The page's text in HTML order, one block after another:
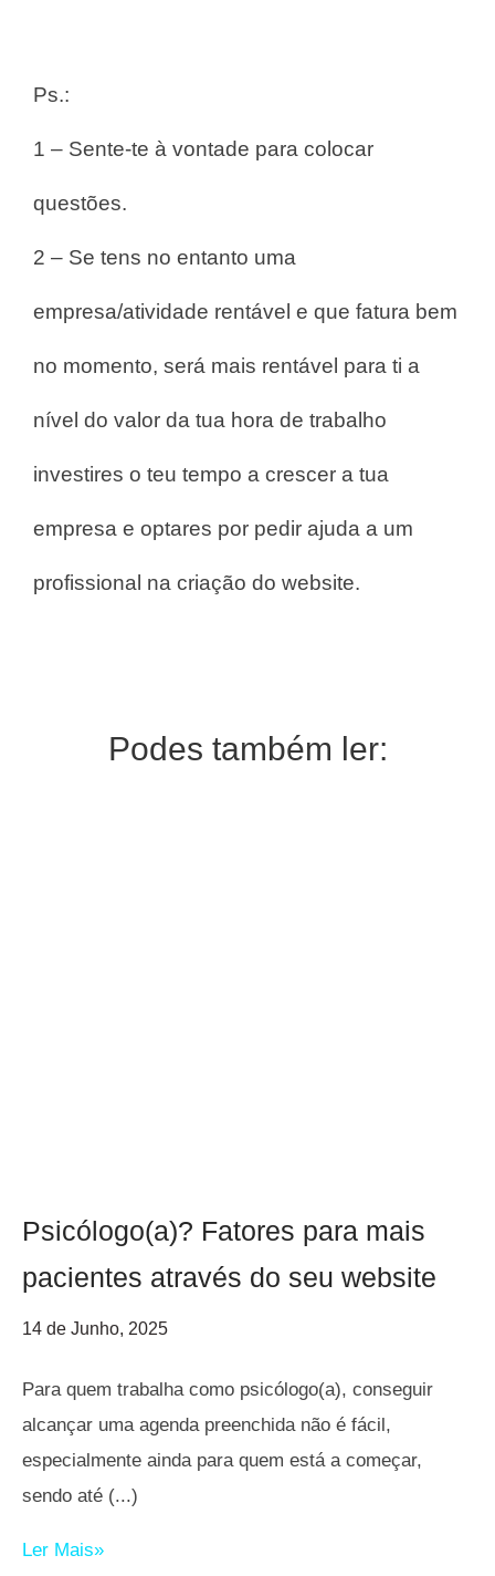
Ps.:
1 – Sente-te à vontade para colocar
questões.
2 – Se tens no entanto uma
empresa/atividade rentável e que fatura bem
no momento, será mais rentável para ti a
nível do valor da tua hora de trabalho
investires o teu tempo a crescer a tua
empresa e optares por pedir ajuda a um
profissional na criação do website.
Podes também ler:
Psicólogo(a)? Fatores para mais
pacientes através do seu website
14 de Junho, 2025
Para quem trabalha como psicólogo(a), conseguir
alcançar uma agenda preenchida não é fácil,
especialmente ainda para quem está a começar,
sendo até
Ler Mais»